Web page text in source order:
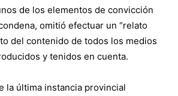
de los elementos de convicción
omitió efectuar un “relato
del contenido de todos los medios
y tenidos en cuenta.
la última instancia provincial